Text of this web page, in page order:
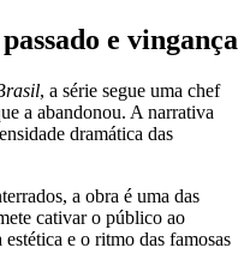
e vingança
, a série segue uma chef
a abandonou. A narrativa
dramática das
a obra é uma das
cativar o público ao
e o ritmo das famosas